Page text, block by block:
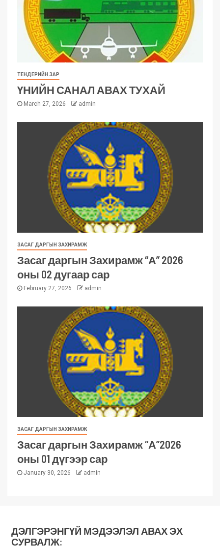
ТЕНДЕРИЙН ЗАР
ҮНИЙН САНАЛ АВАХ ТУХАЙ
March 27, 2026 admin
ЗАСАГ ДАРГЫН ЗАХИРАМЖ
Засаг даргын Захирамж “А” 2026
оны 02 дугаар сар
February 27, 2026 admin
ЗАСАГ ДАРГЫН ЗАХИРАМЖ
Засаг даргын Захирамж “А”2026
оны 01 дүгээр сар
January 30, 2026 admin
ДЭЛГЭРЭНГҮЙ МЭДЭЭЛЭЛ АВАХ ЭХ
СУРВАЛЖ: